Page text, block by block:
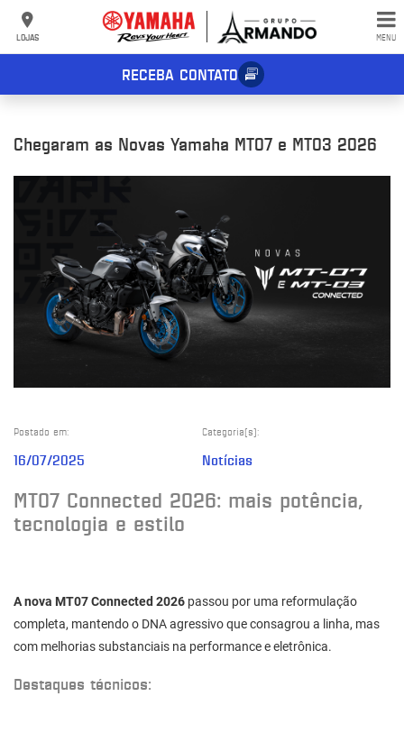
LOJAS MENU
RECEBA CONTATO
Chegaram as Novas Yamaha MT07 e MT03 2026
Categoria(s):
Notícias
Postado em:
16/07/2025
MT07 Connected 2026: mais potência,
tecnologia e estilo
A nova MT07 Connected 2026 passou por uma reformulação
completa, mantendo o DNA agressivo que consagrou a linha, mas
com melhorias substanciais na performance e eletrônica.
Destaques técnicos: